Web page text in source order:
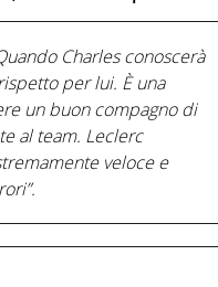
Charles conoscerà
per lui. È una
un buon compagno di
al team. Leclerc
veloce e